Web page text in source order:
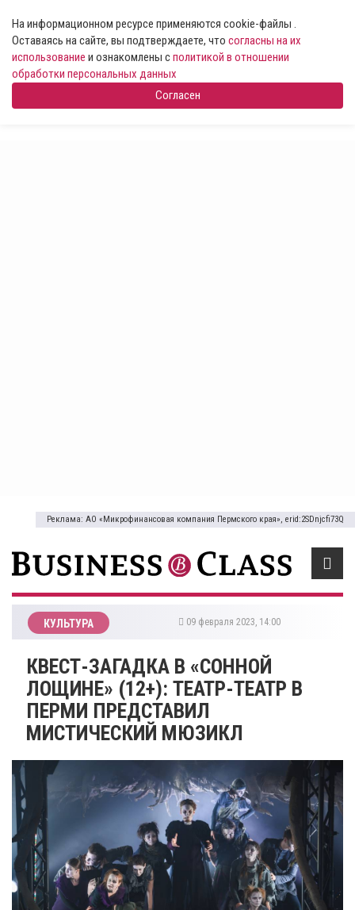
На информационном ресурсе применяются cookie-файлы .
Оставаясь на сайте, вы подтверждаете, что согласны на их
использование и ознакомлены сполитикой в отношении
обработки персональных данных
Согласен
Реклама: АО «Микрофинансовая компания Пермского края», erid:2SDnjcfi73Q
КУЛЬТУРА 09 февраля 2023, 14:00
​КВЕСТ-ЗАГАДКА В «СОННОЙ
ЛОЩИНЕ» (12+): ТЕАТР-ТЕАТР В
ПЕРМИ ПРЕДСТАВИЛ
МИСТИЧЕСКИЙ МЮЗИКЛ